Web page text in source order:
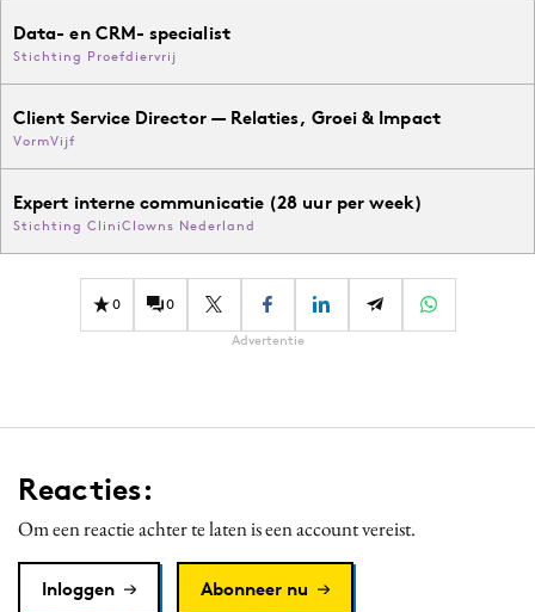
Data- en CRM- specialist
Stichting Proefdiervrij
Client Service Director — Relaties, Groei & Impact
VormVijf
Expert interne communicatie (28 uur per week)
Stichting CliniClowns Nederland
0 0
Advertentie
Reacties:
Om een reactie achter te laten is een account vereist.
Inloggen Abonneer nu